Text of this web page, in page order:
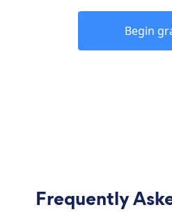
Begin
Frequently